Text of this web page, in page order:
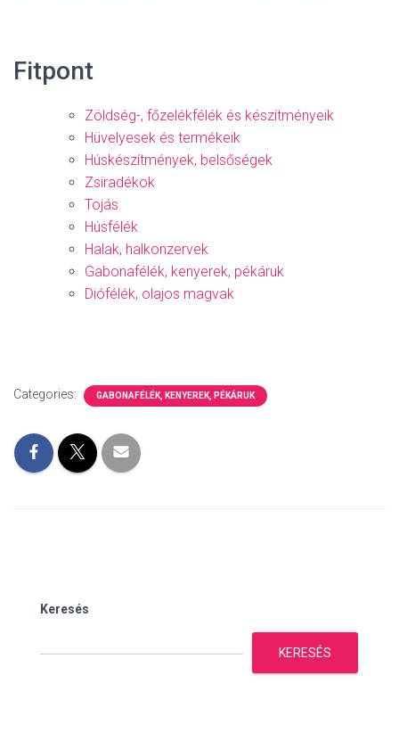
Fitpont
Zöldség-, főzelékfélék és készítményeik
Hüvelyesek és termékeik
Húskészítmények, belsőségek
Zsiradékok
Tojás
Húsfélék
Halak, halkonzervek
Gabonafélék, kenyerek, pékáruk
Diófélék, olajos magvak
Categories: GABONAFÉLÉK, KENYEREK, PÉKÁRUK
Keresés
KERESÉS